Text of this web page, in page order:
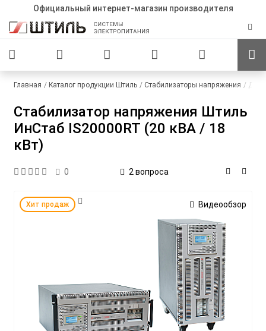
Официальный интернет-магазин производителя
Главная Каталог продукции Штиль Стабилизаторы напряжения Для
Стабилизатор напряжения Штиль
ИнСтаб IS20000RT (20 кВА / 18
кВт)
0 2 вопроса
Хит продаж Видеообзор